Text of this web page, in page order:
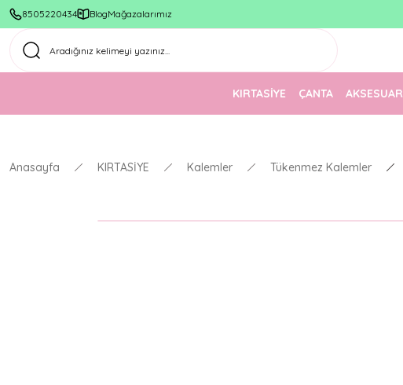
8505220434 BlogMağazalarımız
KIRTASİYE ÇANTA AKSESUAR
Anasayfa KIRTASİYE Kalemler Tükenmez Kalemler